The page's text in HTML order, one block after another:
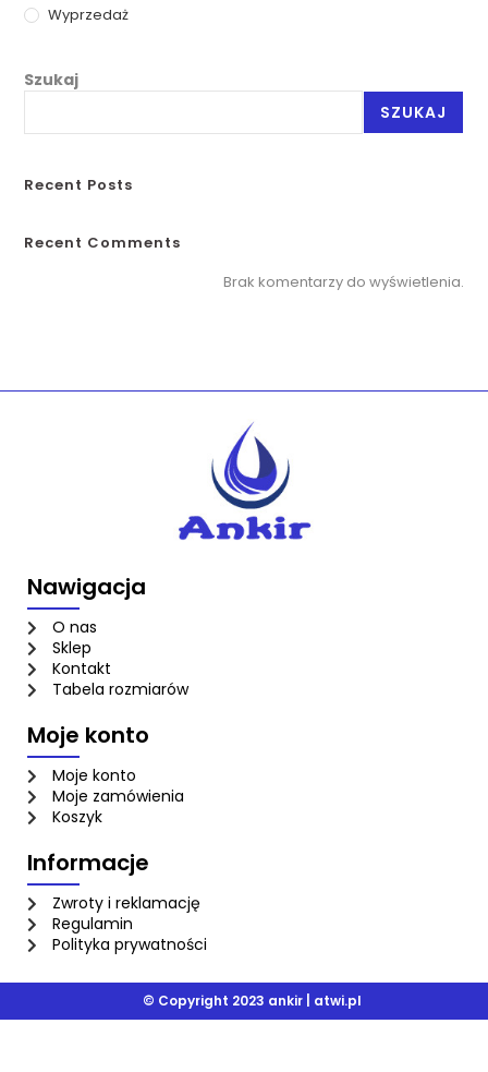
Wyprzedaż
Szukaj
SZUKAJ
Recent Posts
Recent Comments
Brak komentarzy do wyświetlenia.
Nawigacja
O nas
Sklep
Kontakt
Tabela rozmiarów
Moje konto
Moje konto
Moje zamówienia
Koszyk
Informacje
Zwroty i reklamację
Regulamin
Polityka prywatności
© Copyright 2023 ankir | atwi.pl